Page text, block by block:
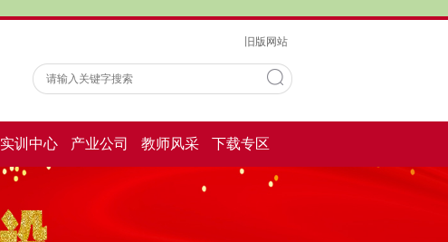
旧版网站
实训中心 产业公司 教师风采 下载专区